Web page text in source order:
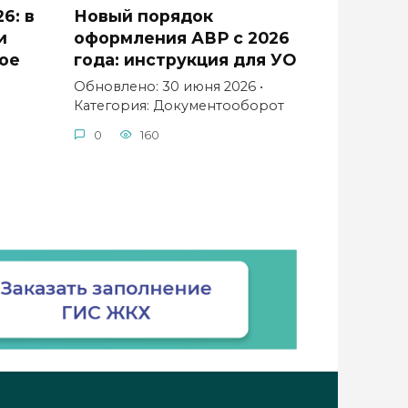
в
Новый порядок
оформления АВР с 2026
года: инструкция для УО
Обновлено: 30 июня 2026 •
Категория: Документооборот
0 160